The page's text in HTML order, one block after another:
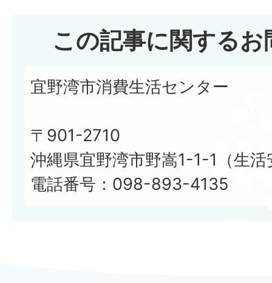
この記事に関する
宜野湾市消費生活センター
〒901-2710
沖縄県宜野湾市野嵩1-1-1（生活
電話番号：098-893-4135